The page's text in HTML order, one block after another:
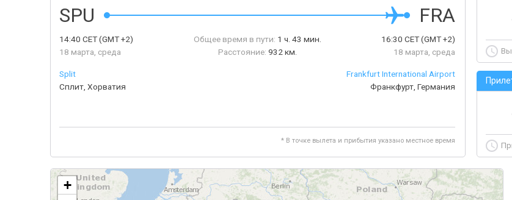
SPU FRA
14:40 CET(GMT +2)
18 марта, среда
Общее время в пути: 1 ч. 43 мин.
Расстояние: 932 км.
16:30CET(GMT +2)
18 марта, среда
Split
Сплит, Хорватия
Frankfurt International Airport
Франкфурт, Германия
* В точке вылета и прибытия указано местное время
+